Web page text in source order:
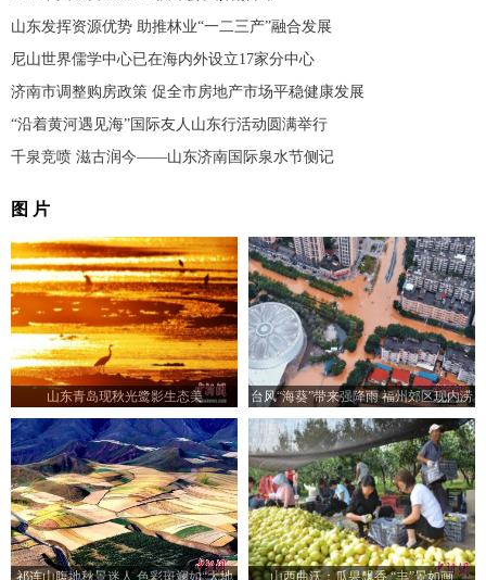
山东发挥资源优势 助推林业“一二三产”融合发展
尼山世界儒学中心已在海内外设立17家分中心
济南市调整购房政策 促全市房地产市场平稳健康发展
“沿着黄河遇见海”国际友人山东行活动圆满举行
千泉竞喷 滋古润今——山东济南国际泉水节侧记
图 片
山东青岛现秋光鹭影生态美 台风“海葵”带来强降雨 福州郊区现内涝